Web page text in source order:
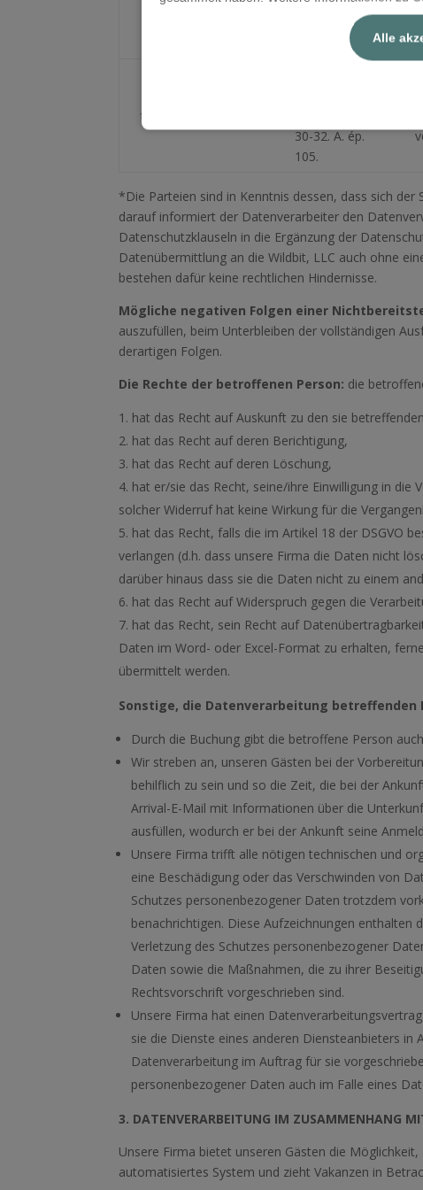
Alle
75009 Paris,
thePass Kft.
30-32. A. ép.
105.
*Die Parteien sind in Kenntnis dessen, dass sich
darauf informiert der Datenverarbeiter den
Datenschutzklauseln in die Ergänzung der
Datenübermittlung an die Wildbit, LLC auch ohne
bestehen dafür keine rechtlichen Hindernisse.
Mögliche negativen Folgen einer
auszufüllen, beim Unterbleiben der vollständigen
derartigen Folgen.
Die Rechte der betroffenen Person: die
hat das Recht auf Auskunft zu den sie
hat das Recht auf deren Berichtigung,
hat das Recht auf deren Löschung,
hat er/sie das Recht, seine/ihre Einwilligung in
solcher Widerruf hat keine Wirkung für die
hat das Recht, falls die im Artikel 18 der DSGVO
verlangen (d.h. dass unsere Firma die Daten nicht
darüber hinaus dass sie die Daten nicht zu einem
hat das Recht auf Widerspruch gegen die
hat das Recht, sein Recht auf
Daten im Word- oder Excel-Format zu erhalten,
übermittelt werden.
Sonstige, die Datenverarbeitung betreffenden
Durch die Buchung gibt die betroffene Person
Wir streben an, unseren Gästen bei der
behilflich zu sein und so die Zeit, die bei der
Arrival-E-Mail mit Informationen über die
ausfüllen, wodurch er bei der Ankunft seine
Unsere Firma trifft alle nötigen technischen und
eine Beschädigung oder das Verschwinden von
Schutzes personenbezogener Daten trotzdem
benachrichtigen. Diese Aufzeichnungen
Verletzung des Schutzes personenbezogener
Daten sowie die Maßnahmen, die zu ihrer
Rechtsvorschrift vorgeschrieben sind.
Unsere Firma hat einen
sie die Dienste eines anderen Diensteanbieters
Datenverarbeitung im Auftrag für sie
personenbezogener Daten auch im Falle eines
3. DATENVERARBEITUNG IM ZUSAMMENHANG
Unsere Firma bietet unseren Gästen die
automatisiertes System und zieht Vakanzen in